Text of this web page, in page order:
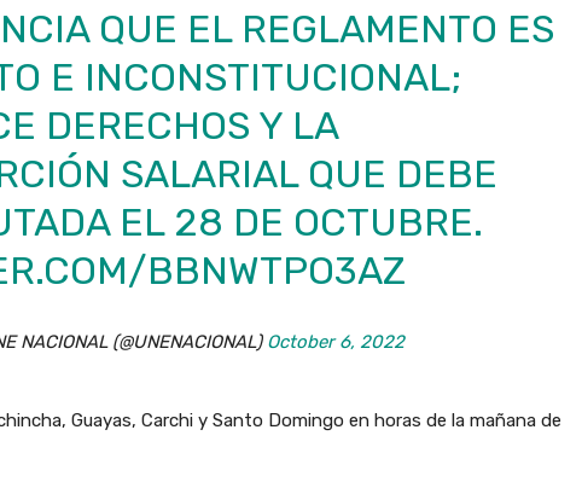
QUE EL REGLAMENTO ES
E INCONSTITUCIONAL;
DERECHOS Y LA
SALARIAL QUE DEBE
EL 28 DE OCTUBRE.
BBNWTPO3AZ
NACIONAL (@UNENACIONAL) October 6, 2022
Guayas, Carchi y Santo Domingo en horas de la mañana de